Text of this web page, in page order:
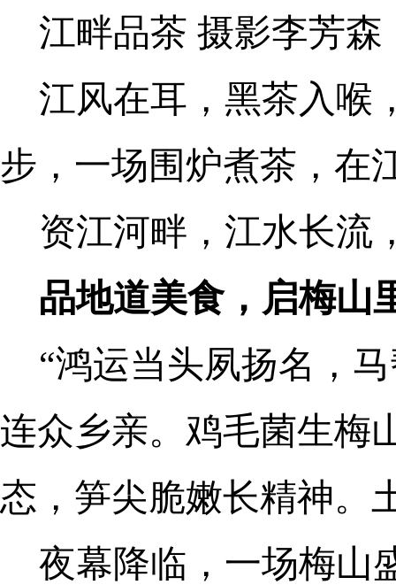
江畔品茶 摄影李芳森
江风在耳，黑茶入喉
步，一场围炉煮茶，在
资江河畔，江水长流
品地道美食，启梅山
“鸿运当头夙扬名，
连众乡亲。鸡毛菌生梅
态，笋尖脆嫩长精神。
夜幕降临，一场梅山